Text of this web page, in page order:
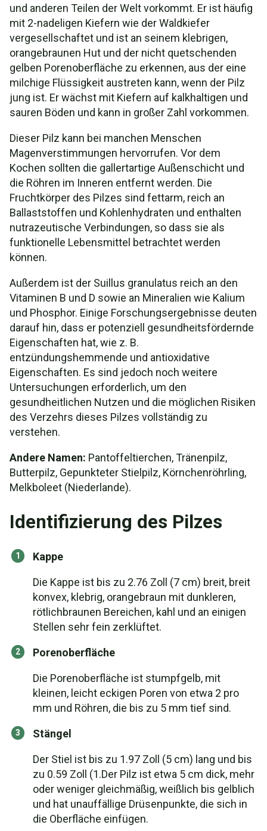
und anderen Teilen der Welt vorkommt. Er ist häufig
mit 2-nadeligen Kiefern wie der Waldkiefer
vergesellschaftet und ist an seinem klebrigen,
orangebraunen Hut und der nicht quetschenden
gelben Porenoberfläche zu erkennen, aus der eine
milchige Flüssigkeit austreten kann, wenn der Pilz
jung ist. Er wächst mit Kiefern auf kalkhaltigen und
sauren Böden und kann in großer Zahl vorkommen.
Dieser Pilz kann bei manchen Menschen
Magenverstimmungen hervorrufen. Vor dem
Kochen sollten die gallertartige Außenschicht und
die Röhren im Inneren entfernt werden. Die
Fruchtkörper des Pilzes sind fettarm, reich an
Ballaststoffen und Kohlenhydraten und enthalten
nutrazeutische Verbindungen, so dass sie als
funktionelle Lebensmittel betrachtet werden
können.
Außerdem ist der Suillus granulatus reich an den
Vitaminen B und D sowie an Mineralien wie Kalium
und Phosphor. Einige Forschungsergebnisse deuten
darauf hin, dass er potenziell gesundheitsfördernde
Eigenschaften hat, wie z. B.
entzündungshemmende und antioxidative
Eigenschaften. Es sind jedoch noch weitere
Untersuchungen erforderlich, um den
gesundheitlichen Nutzen und die möglichen Risiken
des Verzehrs dieses Pilzes vollständig zu
verstehen.
Andere Namen: Pantoffeltierchen, Tränenpilz,
Butterpilz, Gepunkteter Stielpilz, Körnchenröhrling,
Melkboleet (Niederlande).
Identifizierung des Pilzes
Kappe
Die Kappe ist bis zu 2.76 Zoll (7 cm) breit, breit
konvex, klebrig, orangebraun mit dunkleren,
rötlichbraunen Bereichen, kahl und an einigen
Stellen sehr fein zerklüftet.
Porenoberfläche
Die Porenoberfläche ist stumpfgelb, mit
kleinen, leicht eckigen Poren von etwa 2 pro
mm und Röhren, die bis zu 5 mm tief sind.
Stängel
Der Stiel ist bis zu 1.97 Zoll (5 cm) lang und bis
zu 0.59 Zoll (1.Der Pilz ist etwa 5 cm dick, mehr
oder weniger gleichmäßig, weißlich bis gelblich
und hat unauffällige Drüsenpunkte, die sich in
die Oberfläche einfügen.